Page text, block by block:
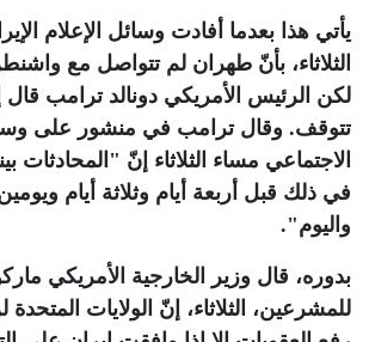
يأتي هذا بعدما أفادت وسائل الإعلام
الثلاثاء، بأنّ طهران لم تتواصل مع
لكن الرئيس الأمريكي دونالد ترامب
تتوقف. وقال ترامب في منشور على
الاجتماعي مساء الثلاثاء إنّ "المحادثات
في ذلك قبل أربعة أيام وثلاثة أيام
واليوم".
بدوره، قال وزير الخارجية الأمريكي
للمشرعين، الثلاثاء، إنّ الولايات